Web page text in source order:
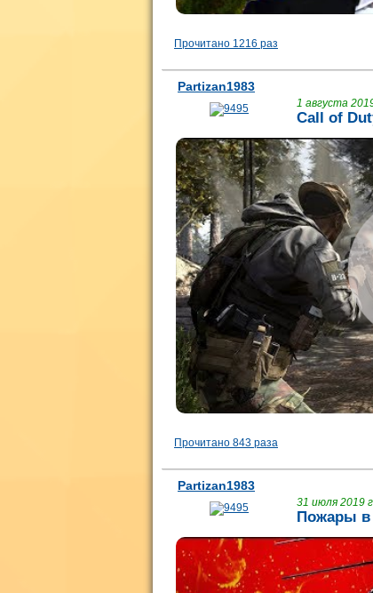
Прочитано 1216 раз
Partizan1983
1 августа
Call of
Прочитано 843 раза
Partizan1983
31 июля 2019
Пожары в